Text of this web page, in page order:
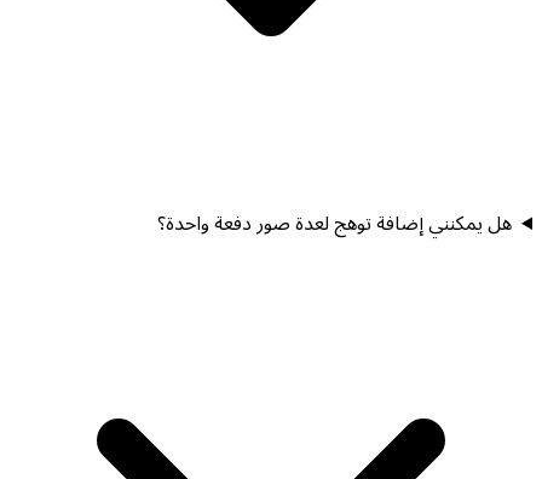
هل يمكنني إضافة توهج لعدة صور دفعة واحدة؟